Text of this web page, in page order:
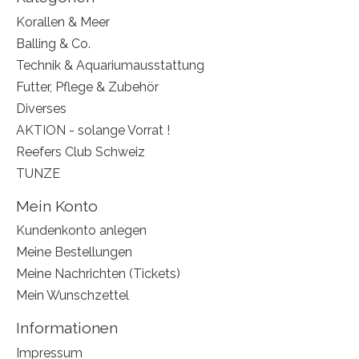
Korallen & Meer
Balling & Co.
Technik & Aquariumausstattung
Futter, Pflege & Zubehör
Diverses
AKTION - solange Vorrat !
Reefers Club Schweiz
TUNZE
Mein Konto
Kundenkonto anlegen
Meine Bestellungen
Meine Nachrichten (Tickets)
Mein Wunschzettel
Informationen
Impressum